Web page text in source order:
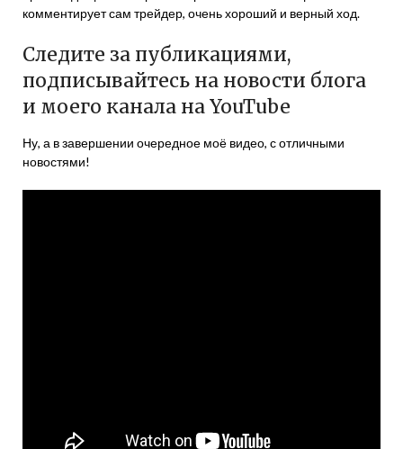
комментирует сам трейдер, очень хороший и верный ход.
Следите за публикациями,
подписывайтесь на новости блога
и моего канала на YouTube
Ну, а в завершении очередное моё видео, с отличными
новостями!